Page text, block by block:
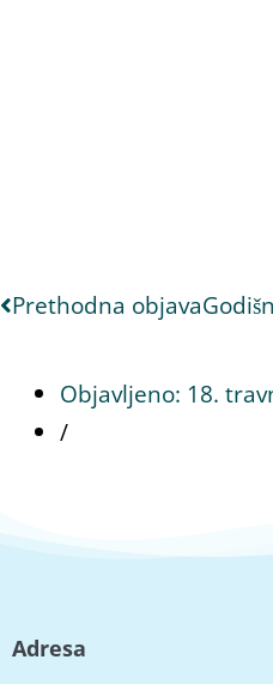
Prethodna objava
Objavljeno: 18.
/
Adresa